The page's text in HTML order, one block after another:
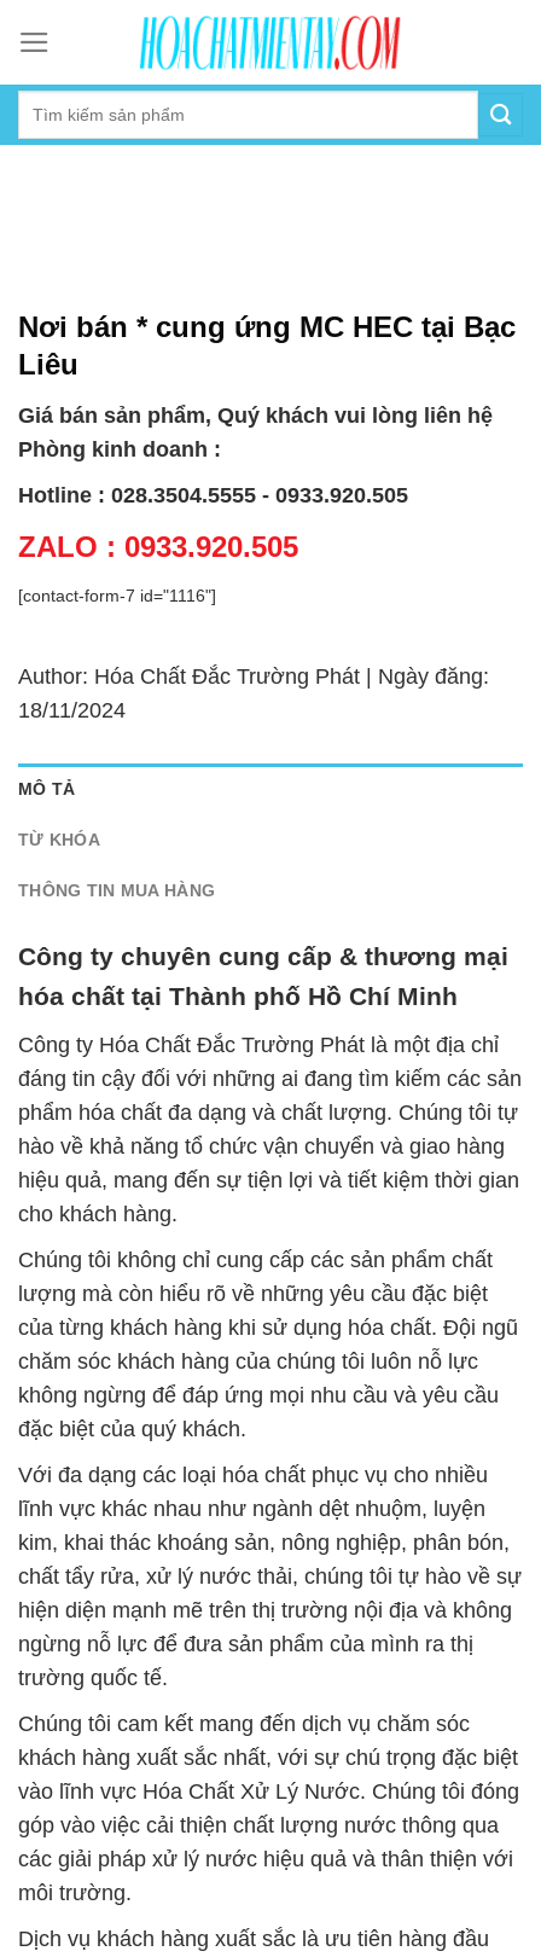
content
Nơi bán * cung ứng MC HEC tại Bạc
Liêu
Giá bán sản phẩm, Quý khách vui lòng liên hệ
Phòng kinh doanh :
Hotline : 028.3504.5555 - 0933.920.505
ZALO : 0933.920.505
[contact-form-7 id="1116"]
Author: Hóa Chất Đắc Trường Phát | Ngày đăng:
18/11/2024
MÔ TẢ
TỪ KHÓA
THÔNG TIN MUA HÀNG
Công ty chuyên cung cấp & thương mại
hóa chất tại Thành phố Hồ Chí Minh
Công ty Hóa Chất Đắc Trường Phát là một địa chỉ
đáng tin cậy đối với những ai đang tìm kiếm các sản
phẩm hóa chất đa dạng và chất lượng. Chúng tôi tự
hào về khả năng tổ chức vận chuyển và giao hàng
hiệu quả, mang đến sự tiện lợi và tiết kiệm thời gian
cho khách hàng.
Chúng tôi không chỉ cung cấp các sản phẩm chất
lượng mà còn hiểu rõ về những yêu cầu đặc biệt
của từng khách hàng khi sử dụng hóa chất. Đội ngũ
chăm sóc khách hàng của chúng tôi luôn nỗ lực
không ngừng để đáp ứng mọi nhu cầu và yêu cầu
đặc biệt của quý khách.
Với đa dạng các loại hóa chất phục vụ cho nhiều
lĩnh vực khác nhau như ngành dệt nhuộm, luyện
kim, khai thác khoáng sản, nông nghiệp, phân bón,
chất tẩy rửa, xử lý nước thải, chúng tôi tự hào về sự
hiện diện mạnh mẽ trên thị trường nội địa và không
ngừng nỗ lực để đưa sản phẩm của mình ra thị
trường quốc tế.
Chúng tôi cam kết mang đến dịch vụ chăm sóc
khách hàng xuất sắc nhất, với sự chú trọng đặc biệt
vào lĩnh vực Hóa Chất Xử Lý Nước. Chúng tôi đóng
góp vào việc cải thiện chất lượng nước thông qua
các giải pháp xử lý nước hiệu quả và thân thiện với
môi trường.
Dịch vụ khách hàng xuất sắc là ưu tiên hàng đầu